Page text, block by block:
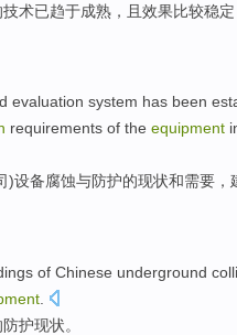
技术已趋于成熟 ，且效果比较稳定
evaluation system has been
requirements of the equipment
)设备腐蚀与防护的现状和需要 ，
of Chinese underground
防护现状。